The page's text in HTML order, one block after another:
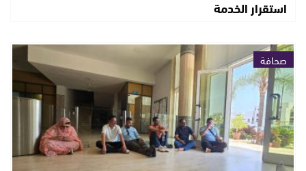
استقرار الخدمة
صحافة